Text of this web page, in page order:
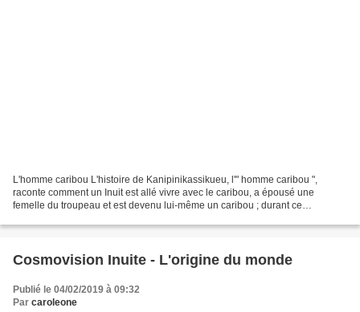
L'homme caribou L'histoire de Kanipinikassikueu, l'" homme caribou ",
raconte comment un Inuit est allé vivre avec le caribou, a épousé une
femelle du troupeau et est devenu lui-même un caribou ; durant ce
Cosmovision Inuite - L'origine du monde
Publié le 04/02/2019 à 09:32
Par caroleone